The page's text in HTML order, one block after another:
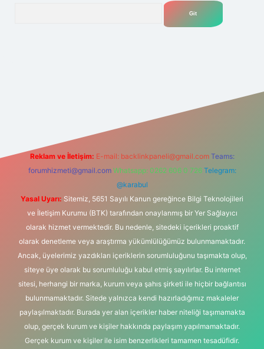
Reklam ve İletişim: E-mail: backlinkpaneli@gmail.com Teams:
forumhizmeti@gmail.com Whatsapp: 0262 606 0 726 Telegram:
@karabul
Yasal Uyarı: Sitemiz, 5651 Sayılı Kanun gereğince Bilgi Teknolojileri
ve İletişim Kurumu (BTK) tarafından onaylanmış bir Yer Sağlayıcı
olarak hizmet vermektedir. Bu nedenle, sitedeki içerikleri proaktif
olarak denetleme veya araştırma yükümlülüğümüz bulunmamaktadır.
Ancak, üyelerimiz yazdıkları içeriklerin sorumluluğunu taşımakta olup,
siteye üye olarak bu sorumluluğu kabul etmiş sayılırlar. Bu internet
sitesi, herhangi bir marka, kurum veya şahıs şirketi ile hiçbir bağlantısı
bulunmamaktadır. Sitede yalnızca kendi hazırladığımız makaleler
paylaşılmaktadır. Burada yer alan içerikler haber niteliği taşımamakta
olup, gerçek kurum ve kişiler hakkında paylaşım yapılmamaktadır.
Gerçek kurum ve kişiler ile isim benzerlikleri tamamen tesadüfidir.